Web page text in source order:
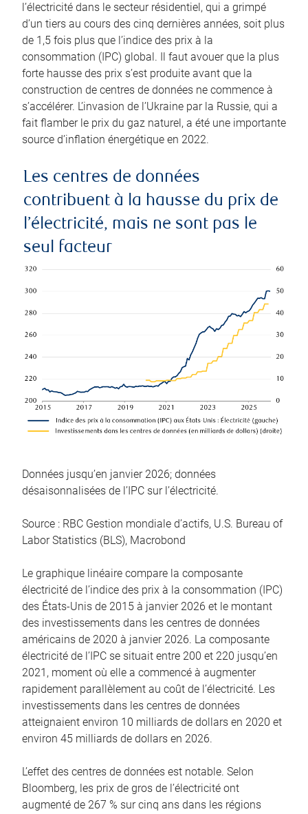
l’électricité dans le secteur résidentiel, qui a grimpé
d’un tiers au cours des cinq dernières années, soit plus
de 1,5 fois plus que l’indice des prix à la
consommation (IPC) global. Il faut avouer que la plus
forte hausse des prix s’est produite avant que la
construction de centres de données ne commence à
s’accélérer. L’invasion de l’Ukraine par la Russie, qui a
fait flamber le prix du gaz naturel, a été une importante
source d’inflation énergétique en 2022.
Les centres de données
contribuent à la hausse du prix de
l’électricité, mais ne sont pas le
seul facteur
Données jusqu’en janvier 2026; données
désaisonnalisées de l’IPC sur l’électricité.
Source : RBC Gestion mondiale d’actifs, U.S. Bureau of
Labor Statistics (BLS), Macrobond
Le graphique linéaire compare la composante
électricité de l’indice des prix à la consommation (IPC)
des États-Unis de 2015 à janvier 2026 et le montant
des investissements dans les centres de données
américains de 2020 à janvier 2026. La composante
électricité de l’IPC se situait entre 200 et 220 jusqu’en
2021, moment où elle a commencé à augmenter
rapidement parallèlement au coût de l’électricité. Les
investissements dans les centres de données
atteignaient environ 10 milliards de dollars en 2020 et
environ 45 milliards de dollars en 2026.
L’effet des centres de données est notable. Selon
Bloomberg, les prix de gros de l’électricité ont
augmenté de 267 % sur cinq ans dans les régions